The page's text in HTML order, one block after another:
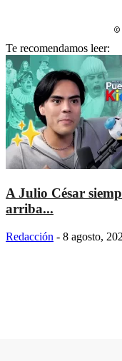
©
Te recomendamos leer:
A Julio César
arriba...
Redacción - 8 agosto,